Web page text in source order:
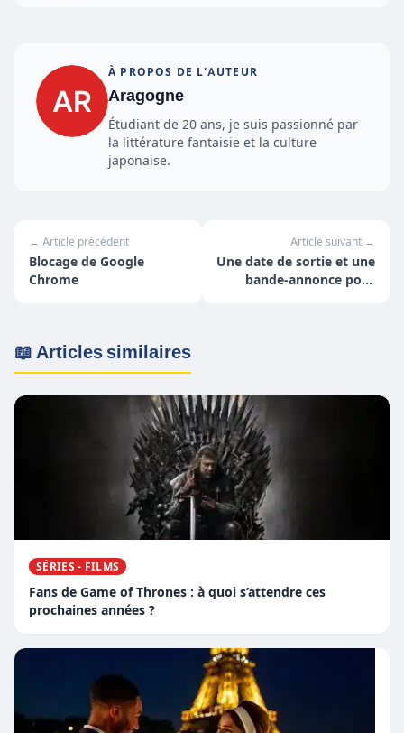
À PROPOS DE L'AUTEUR
Aragogne
Étudiant de 20 ans, je suis passionné par
la littérature fantaisie et la culture
japonaise.
← Article précédent
Blocage de Google
Chrome
Article suivant →
Une date de sortie et une
bande-annonce pour
📖 Articles similaires
SÉRIES - FILMS
Fans de Game of Thrones : à quoi s’attendre ces
prochaines années ?